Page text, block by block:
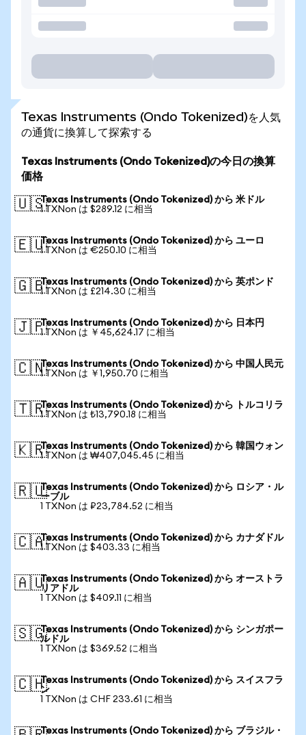
Texas Instruments (Ondo Tokenized)を人気
の通貨に換算して探索する
Texas Instruments (Ondo Tokenized)の今日の換算
価格
🇺🇸Texas Instruments (Ondo Tokenized) から 米ドル
1 TXNon は $289.12 に相当
🇪🇺Texas Instruments (Ondo Tokenized) から ユーロ
1 TXNon は €250.10 に相当
🇬🇧Texas Instruments (Ondo Tokenized) から 英ポンド
1 TXNon は £214.30 に相当
🇯🇵Texas Instruments (Ondo Tokenized) から 日本円
1 TXNon は ￥45,624.17 に相当
🇨🇳Texas Instruments (Ondo Tokenized) から 中国人民元
1 TXNon は ￥1,950.70 に相当
🇹🇷Texas Instruments (Ondo Tokenized) から トルコリラ
1 TXNon は ₺13,790.18 に相当
🇰🇷Texas Instruments (Ondo Tokenized) から 韓国ウォン
1 TXNon は ₩407,045.45 に相当
🇷🇺Texas Instruments (Ondo Tokenized) から ロシア・ル
ーブル
1 TXNon は ₽23,784.52 に相当
🇨🇦Texas Instruments (Ondo Tokenized) から カナダドル
1 TXNon は $403.33 に相当
🇦🇺Texas Instruments (Ondo Tokenized) から オーストラ
リアドル
1 TXNon は $409.11 に相当
🇸🇬Texas Instruments (Ondo Tokenized) から シンガポー
ルドル
1 TXNon は $369.52 に相当
🇨🇭Texas Instruments (Ondo Tokenized) から スイスフラ
ン
1 TXNon は CHF 233.61 に相当
Texas Instruments (Ondo Tokenized) から ブラジル・